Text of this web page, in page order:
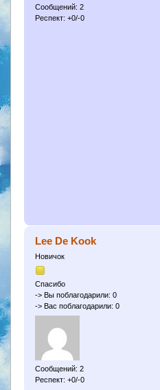
Сообщений: 2
Респект: +0/-0
Lee De Kook
Новичок
Спасибо
-> Вы поблагодарили: 0
-> Вас поблагодарили: 0
Сообщений: 2
Респект: +0/-0